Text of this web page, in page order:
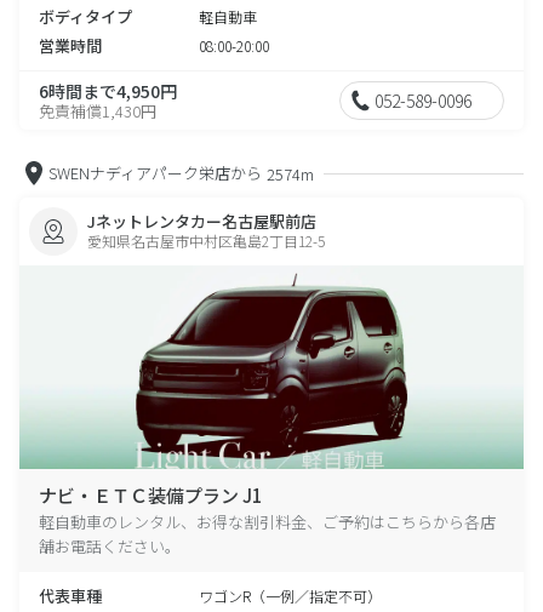
ボディタイプ 軽自動車
営業時間 08:00-20:00
6時間まで4,950円
免責補償1,430円 052-589-0096
SWENナディアパーク栄店から 2574m
Jネットレンタカー名古屋駅前店
愛知県名古屋市中村区亀島2丁目12-5
ナビ・ＥＴＣ装備プラン J1
軽自動車のレンタル、お得な割引料金、ご予約はこちらから各店
舗お電話ください。
代表車種 ワゴンR（一例／指定不可）